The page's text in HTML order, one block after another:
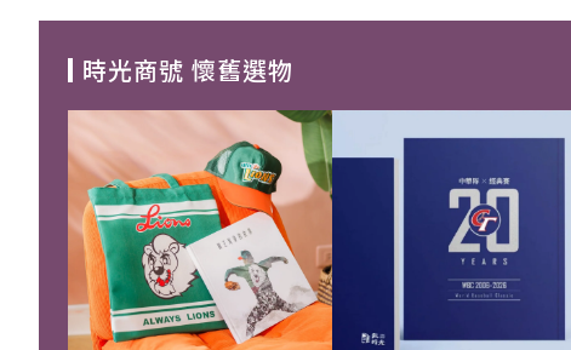
時光商號 懷舊選物